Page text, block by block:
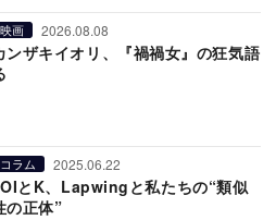
映画 2026.08.08
ンザキイオリ、『禍禍女』の狂気語
コラム 2025.06.22
とK、Lapwingと私たちの“類似
の正体”